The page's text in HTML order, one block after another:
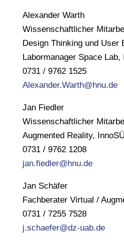
Alexander Warth
Wissenschaftlicher
Design Thinking und User
Labormanager Space Lab,
0731 / 9762 1525
Alexander.Warth@hnu.de
Jan Fiedler
Wissenschaftlicher
Augmented Reality,
0731 / 9762 1208
jan.fiedler@hnu.de
Jan Schäfer
Fachberater Virtual /
0731 / 7255 7528
j.schaefer@dz-uab.de